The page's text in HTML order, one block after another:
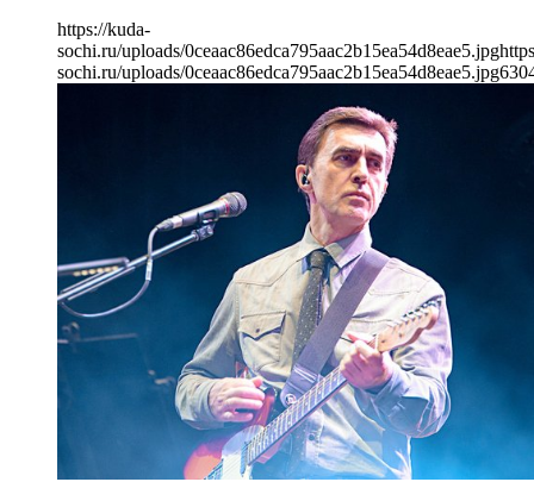
https://kuda-
sochi.ru/uploads/0ceaac86edca795aac2b15ea54d8eae5.jpg
sochi.ru/uploads/0ceaac86edca795aac2b15ea54d8eae5.jpg630